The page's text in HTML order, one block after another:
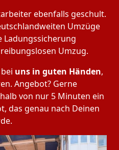
ebenfalls geschult.
Umzüge
Ladungssicherung
Umzug.
uns in guten Händen,
Angebot? Gerne
von nur 5 Minuten ein
das genau nach Deinen